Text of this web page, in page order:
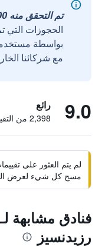
تم التحقق منه 100%
الحجوزات التي
مع شركائنا
9.0 رائع
2,398 من التقييمات تم التحقق منها
لم يتم العثور على
مسح كل شيء لعرض
فنادق مشابهة
رزيدنسيز